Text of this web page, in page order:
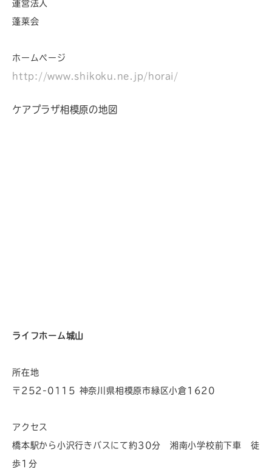
運営法人
蓬莱会
ホームページ
http://www.shikoku.ne.jp/horai/
ケアプラザ相模原の地図
ライフホーム城山
所在地
〒252-0115 神奈川県相模原市緑区小倉1620
アクセス
橋本駅から小沢行きバスにて約30分 湘南小学校前下車 徒
歩1分